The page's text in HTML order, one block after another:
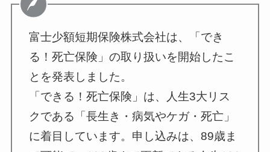
富士少額短期保険株式会社は、「でき
る！死亡保険」の取り扱いを開始したこ
とを発表しました。
「できる！死亡保険」は、人生3大リス
クである「長生き・病気やケガ・死亡」
に着目しています。申し込みは、89歳ま